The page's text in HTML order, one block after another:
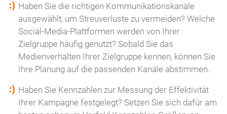
Haben Sie die richtigen Kommunikationskanäle
ausgewählt, um Streuverluste zu vermeiden? Welche
Social-Media-Plattformen werden von Ihrer
Zielgruppe häufig genutzt? Sobald Sie das
Medienverhalten Ihrer Zielgruppe kennen, können Sie
Ihre Planung auf die passenden Kanäle abstimmen.
Haben Sie Kennzahlen zur Messung der Effektivität
Ihrer Kampagne festgelegt? Setzen Sie sich dafür am